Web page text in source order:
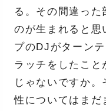
る。その間違った
のが生まれると思
プのDJがターン
ラッチをしたこと
じゃないですか
性についてはまだ